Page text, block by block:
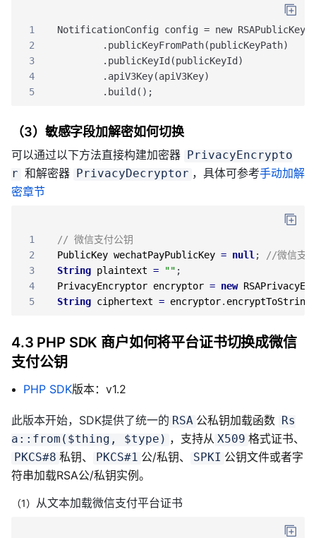
1
NotificationConfig config = new
2
        .publicKeyFromPath(publicKeyPath)
3
        .publicKeyId(publicKeyId)
4
        .apiV3Key(apiV3Key)
5
        .build();
（3）敏感字段加解密如何切换
可以通过以下方法直接构建加密器 PrivacyEncrypto
r 和解密器 PrivacyDecryptor ，具体可参考手动加解
密章节
1
// 微信支付公钥
2
PublicKey wechatPayPublicKey = null ;
//微信支
3
String plaintext = "" ;
4
PrivacyEncryptor encryptor = new
5
String ciphertext = encryptor. encryptToString
4.3 PHP SDK 商户如何将平台证书切换成微信
支付公钥
PHP SDK版本：v1.2
此版本开始，SDK提供了统一的 RSA 公私钥加载函数 Rs
a::from($thing, $type) ，支持从 X509 格式证书、
PKCS#8 私钥、 PKCS#1 公/私钥、 SPKI 公钥文件或者字
符串加载RSA公/私钥实例。
（1） 从文本加载微信支付平台证书